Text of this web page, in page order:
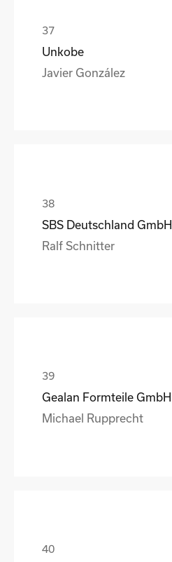
Unkobe
Javier González
SBS Deutschland GmbH
Ralf Schnitter
Gealan Formteile GmbH
Michael Rupprecht